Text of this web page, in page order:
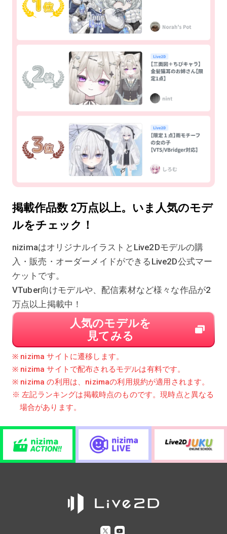
掲載作品数 2万点以上。 いま人気のモデ
ルをチェック！
nizimaはオリジナルイラストとLive2Dモデルの購
入・販売・オーダーメイドができるLive2D公式マー
ケットです。
VTuber向けモデルや、配信素材など様々な作品が2
万点以上掲載中！
人気のモデルを
見てみる
※ nizima サイトに遷移します。
※ nizima サイトで配布されるモデルは有料です。
※ nizima の利用は、nizimaの利用規約が適用されます。
※ 左記ランキングは掲載時点のものです。現時点と異なる
場合があります。